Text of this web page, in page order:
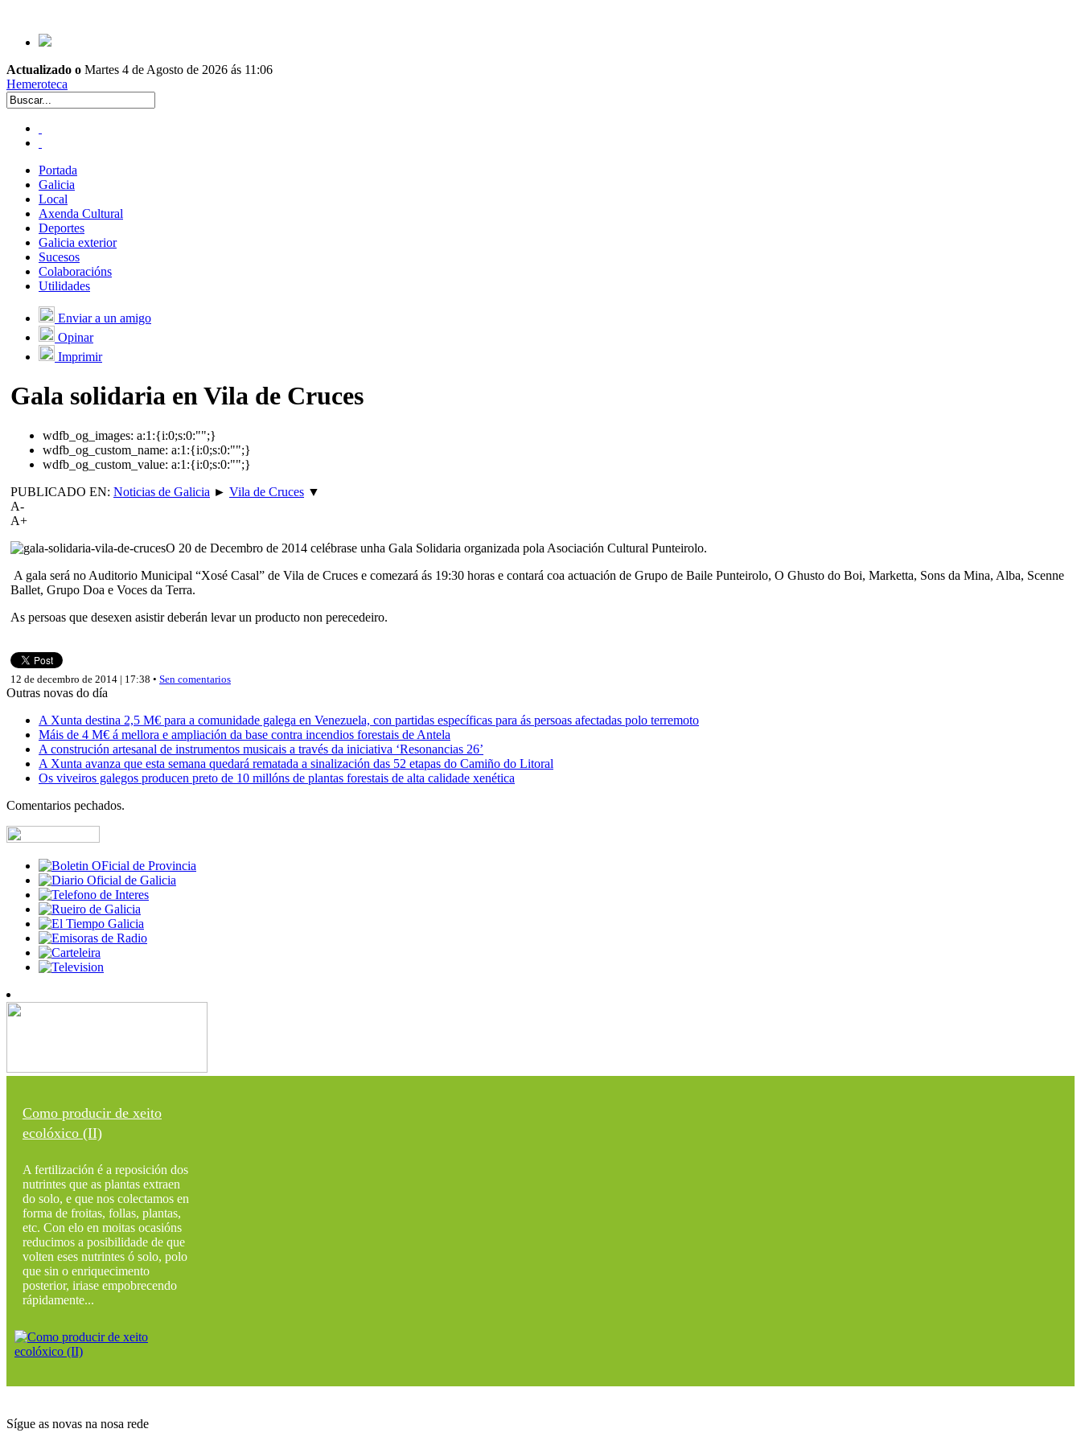
Actualizado o Martes 4 de Agosto de 2026 ás 11:06
Hemeroteca
Portada
Galicia
Local
Axenda Cultural
Deportes
Galicia exterior
Sucesos
Colaboracións
Utilidades
Enviar a un amigo
Opinar
Imprimir
Gala solidaria en Vila de Cruces
wdfb_og_images: a:1:{i:0;s:0:"";}
wdfb_og_custom_name: a:1:{i:0;s:0:"";}
wdfb_og_custom_value: a:1:{i:0;s:0:"";}
PUBLICADO EN: Noticias de Galicia ► Vila de Cruces ▼
A-
A+
O 20 de Decembro de 2014 celébrase unha Gala Solidaria organizada pola Asociación Cultural Punteirolo.
A gala será no Auditorio Municipal “Xosé Casal” de Vila de Cruces e comezará ás 19:30 horas e contará coa actuación de Grupo de Baile Punteirolo, O Ghusto do Boi, Marketta, Sons da Mina, Alba, Scenne
Ballet, Grupo Doa e Voces da Terra.
As persoas que desexen asistir deberán levar un producto non perecedeiro.
12 de decembro de 2014 | 17:38 • Sen comentarios
Outras novas do día
A Xunta destina 2,5 M€ para a comunidade galega en Venezuela, con partidas específicas para ás persoas afectadas polo terremoto
Máis de 4 M€ á mellora e ampliación da base contra incendios forestais de Antela
A construción artesanal de instrumentos musicais a través da iniciativa ‘Resonancias 26’
A Xunta avanza que esta semana quedará rematada a sinalización das 52 etapas do Camiño do Litoral
Os viveiros galegos producen preto de 10 millóns de plantas forestais de alta calidade xenética
Comentarios pechados.
Como producir de xeito
ecolóxico (II)
A fertilización é a reposición dos
nutrintes que as plantas extraen
do solo, e que nos colectamos en
forma de froitas, follas, plantas,
etc. Con elo en moitas ocasións
reducimos a posibilidade de que
volten eses nutrintes ó solo, polo
que sin o enriquecimento
posterior, iriase empobrecendo
rápidamente...
Sígue as novas na nosa rede